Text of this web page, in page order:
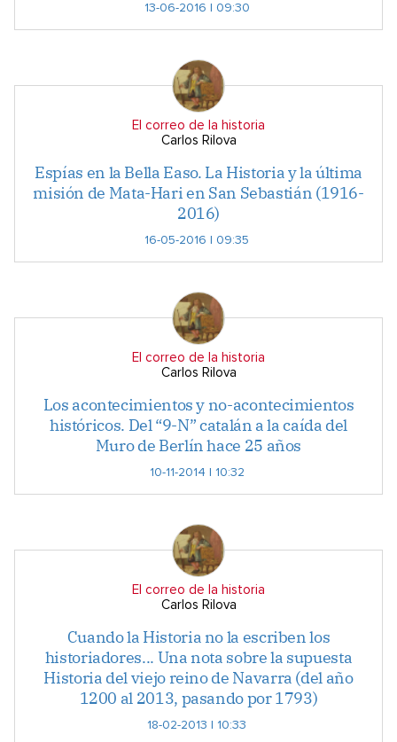
13-06-2016 | 09:30
El correo de la historia
Carlos Rilova
Espías en la Bella Easo. La Historia y la última
misión de Mata-Hari en San Sebastián (1916-
2016)
16-05-2016 | 09:35
El correo de la historia
Carlos Rilova
Los acontecimientos y no-acontecimientos
históricos. Del “9-N” catalán a la caída del
Muro de Berlín hace 25 años
10-11-2014 | 10:32
El correo de la historia
Carlos Rilova
Cuando la Historia no la escriben los
historiadores... Una nota sobre la supuesta
Historia del viejo reino de Navarra (del año
1200 al 2013, pasando por 1793)
18-02-2013 | 10:33